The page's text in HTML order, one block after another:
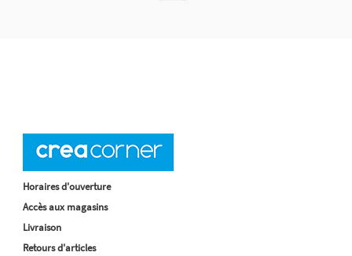
Horaires d'ouverture
Accès aux magasins
Livraison
Retours d'articles